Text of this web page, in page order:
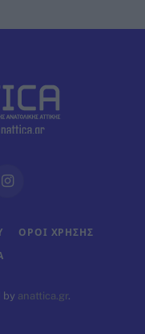
Instagram
ΟΡΟΙ ΧΡΗΣΗΣ
by anattica.gr.